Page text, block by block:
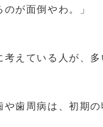
が面倒やわ。」
えている人が、多
歯周病は、初期